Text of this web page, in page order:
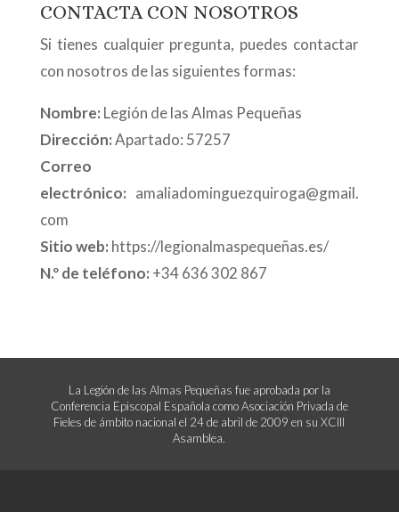
CONTACTA CON NOSOTROS
Si tienes cualquier pregunta, puedes contactar
con nosotros de las siguientes formas:
Nombre: Legión de las Almas Pequeñas
Dirección:Apartado: 57257
Correo
electrónico: amaliadominguezquiroga@gmail.
com
Sitio web: https://legionalmaspequeñas.es/
N.º de teléfono: +34 636 302 867
La Legión de las Almas Pequeñas fue aprobada por la
Conferencia Episcopal Española como Asociación Privada de
Fieles de ámbito nacional el 24 de abril de 2009 en su XCIII
Asamblea.